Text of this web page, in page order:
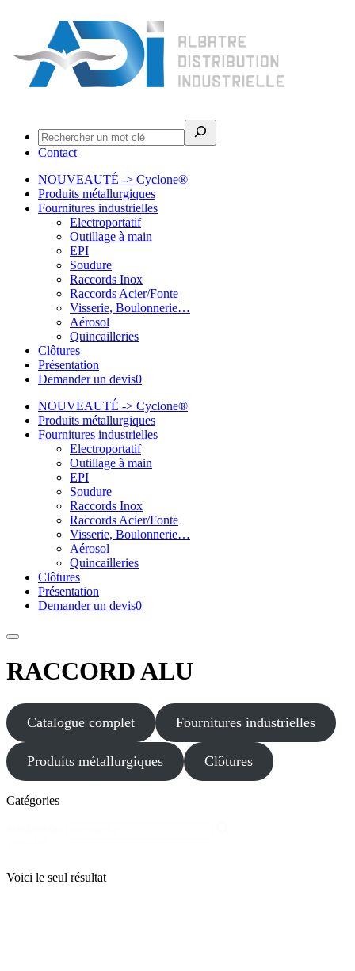
Contact
NOUVEAUTÉ -> Cyclone®
Produits métallurgiques
Fournitures industrielles
Electroportatif
Outillage à main
EPI
Soudure
Raccords Inox
Raccords Acier/Fonte
Visserie, Boulonnerie…
Aérosol
Quincailleries
Clôtures
Présentation
Demander un devis0
NOUVEAUTÉ -> Cyclone®
Produits métallurgiques
Fournitures industrielles
Electroportatif
Outillage à main
EPI
Soudure
Raccords Inox
Raccords Acier/Fonte
Visserie, Boulonnerie…
Aérosol
Quincailleries
Clôtures
Présentation
Demander un devis0
RACCORD ALU
Catalogue complet Fournitures industrielles
Produits métallurgiques Clôtures
Catégories
Voici le seul résultat